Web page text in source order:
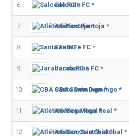
6 Salcedo FC *
7 Atlético Pantoja *
8 Santa Fe FC *
9 Jarabacoa FC *
10 CBA Santo Domingo *
11 Atlético Vega Real *
12 Atlético San Cristóbal *